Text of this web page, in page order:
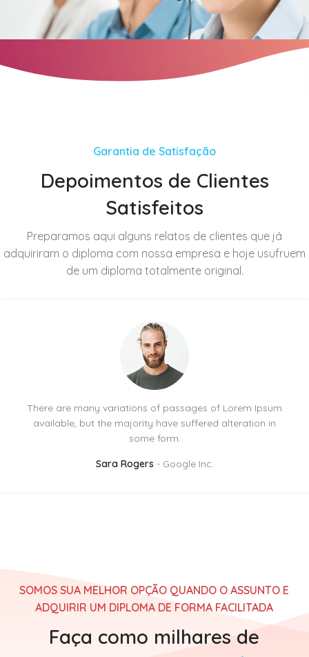
Garantia de Satisfação
Depoimentos de Clientes
Satisfeitos
Preparamos aqui alguns relatos de clientes que já
adquiriram o diploma com nossa empresa e hoje usufruem
de um diploma totalmente original.
There are many variations of passages of Lorem Ipsum
available, but the majority have suffered alteration in
some form.
Sara Rogers Google Inc.
SOMOS SUA MELHOR OPÇÃO QUANDO O ASSUNTO E
ADQUIRIR UM DIPLOMA DE FORMA FACILITADA
Faça como milhares de